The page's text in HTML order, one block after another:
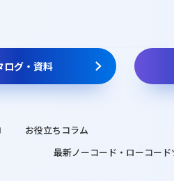
ログ・資料
お役立ちコラム
最新ノーコード・ローコー